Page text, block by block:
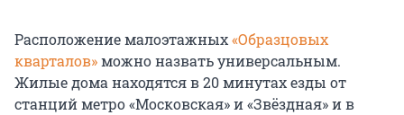
Расположение малоэтажных«Образцовых
кварталов»можно назвать универсальным.
Жилые дома находятся в 20 минутах езды от
станций метро «Московская» и «Звёздная» и в